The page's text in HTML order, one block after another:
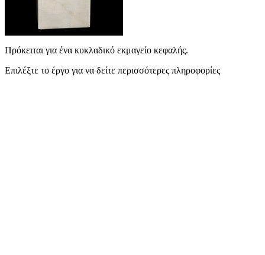
Πρόκειται για ένα κυκλαδικό εκμαγείο κεφαλής.
Επιλέξτε το έργο για να δείτε περισσότερες πληροφορίες